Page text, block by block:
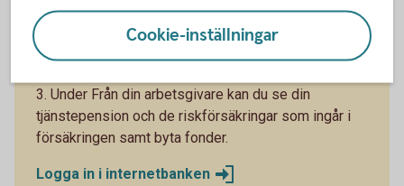
1. Logga in i internetbanken eller appen.
2. Tryck på Pension och Visa innehav.
3. Under Från din arbetsgivare kan du se din
tjänstepension och de riskförsäkringar som ingår i
försäkringen samt byta fonder.
Logga in i internetbanken
Cookie-inställningar